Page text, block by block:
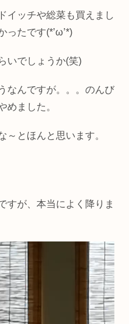
イッチや総菜も買えまし
ったです(*’ω’*)
いでしょうか(笑)
なんですが。。。のんび
めました。
～とほんと思います。
すが、本当によく降りま